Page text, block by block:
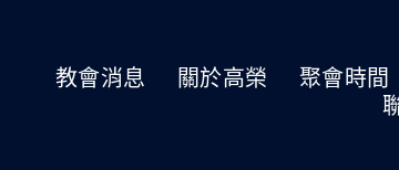
教會消息 關於高榮 聚會時間